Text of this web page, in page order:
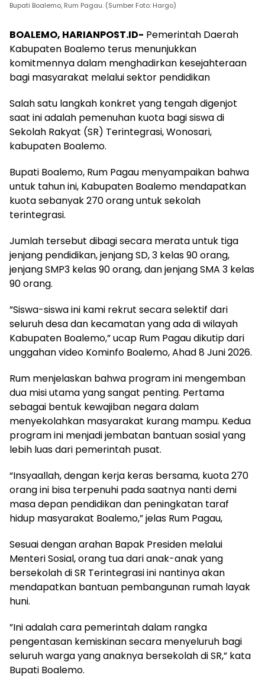
Bupati Boalemo, Rum Pagau. (Sumber Foto: Hargo)
BOALEMO, HARIANPOST.ID- Pemerintah Daerah
Kabupaten Boalemo terus menunjukkan
komitmennya dalam menghadirkan kesejahteraan
bagi masyarakat melalui sektor pendidikan
Salah satu langkah konkret yang tengah digenjot
saat ini adalah pemenuhan kuota bagi siswa di
Sekolah Rakyat (SR) Terintegrasi, Wonosari,
kabupaten Boalemo.
​Bupati Boalemo, Rum Pagau menyampaikan bahwa
untuk tahun ini, Kabupaten Boalemo mendapatkan
kuota sebanyak 270 orang untuk sekolah
terintegrasi.
Jumlah tersebut dibagi secara merata untuk tiga
jenjang pendidikan, ​jenjang SD, 3 kelas 90 orang,
jenjang SMP3 kelas 90 orang, dan ​jenjang SMA 3 kelas
90 orang.
​”Siswa-siswa ini kami rekrut secara selektif dari
seluruh desa dan kecamatan yang ada di wilayah
Kabupaten Boalemo,” ucap Rum Pagau dikutip dari
unggahan video Kominfo Boalemo, Ahad 8 Juni 2026.
Rum menjelaskan bahwa program ini mengemban
dua misi utama yang sangat penting. Pertama
sebagai bentuk kewajiban negara dalam
menyekolahkan masyarakat kurang mampu. Kedua
program ini menjadi jembatan bantuan sosial yang
lebih luas dari pemerintah pusat.
“Insyaallah, dengan kerja keras bersama, kuota 270
orang ini bisa terpenuhi pada saatnya nanti demi
masa depan pendidikan dan peningkatan taraf
hidup masyarakat Boalemo,” jelas Rum Pagau,
​Sesuai dengan arahan Bapak Presiden melalui
Menteri Sosial, orang tua dari anak-anak yang
bersekolah di SR Terintegrasi ini nantinya akan
mendapatkan bantuan pembangunan rumah layak
huni.
​”Ini adalah cara pemerintah dalam rangka
pengentasan kemiskinan secara menyeluruh bagi
seluruh warga yang anaknya bersekolah di SR,” kata
Bupati Boalemo.